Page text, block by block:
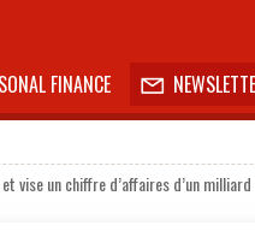
FINANCE 
vise un chiffre d’affaires d’un